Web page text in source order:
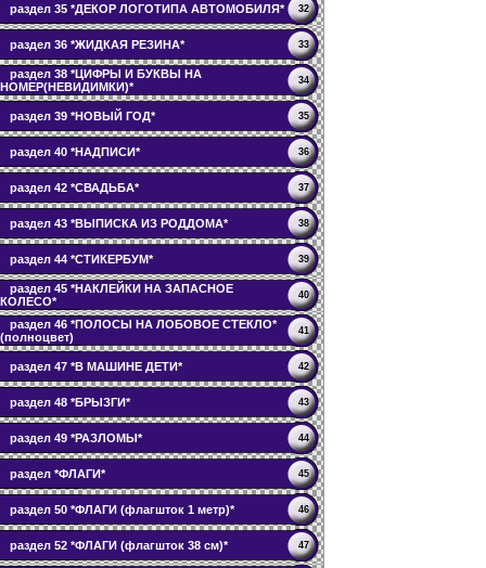
раздел 35 *ДЕКОР ЛОГОТИПА АВТОМОБИЛЯ* 32
раздел 36 *ЖИДКАЯ РЕЗИНА* 33
раздел 38 *ЦИФРЫ И БУКВЫ НА
НОМЕР(НЕВИДИМКИ)*
34
раздел 39 *НОВЫЙ ГОД* 35
раздел 40 *НАДПИСИ* 36
раздел 42 *СВАДЬБА* 37
раздел 43 *ВЫПИСКА ИЗ РОДДОМА* 38
раздел 44 *СТИКЕРБУМ* 39
раздел 45 *НАКЛЕЙКИ НА ЗАПАСНОЕ
КОЛЕСО*
40
раздел 46 *ПОЛОСЫ НА ЛОБОВОЕ СТЕКЛО*
(полноцвет)
41
раздел 47 *В МАШИНЕ ДЕТИ* 42
раздел 48 *БРЫЗГИ* 43
раздел 49 *РАЗЛОМЫ* 44
раздел *ФЛАГИ* 45
раздел 50 *ФЛАГИ (флагшток 1 метр)* 46
раздел 52 *ФЛАГИ (флагшток 38 см)* 47